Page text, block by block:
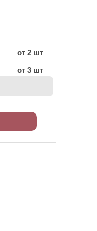
от 2 шт
от 3 шт